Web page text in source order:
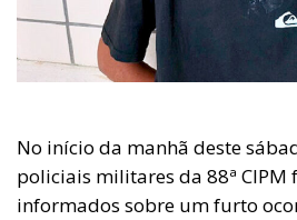
No início da manhã deste
policiais militares da 88ª CIPM
informados sobre um furto